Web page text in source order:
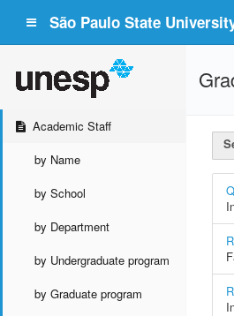
São Paulo State
Academic Staff
by Name
by School
by Department
by Undergraduate program
by Graduate program